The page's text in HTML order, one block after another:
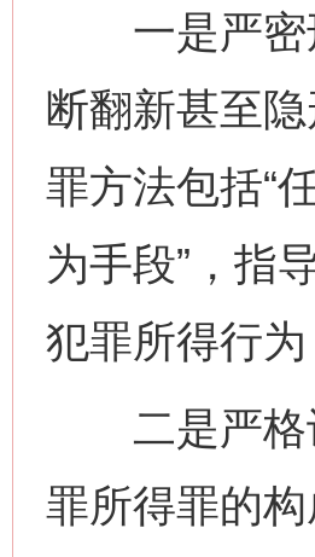
一是严密
断翻新甚至
罪方法包括“
为手段”，指
犯罪所得行
二是严格认
罪所得罪的